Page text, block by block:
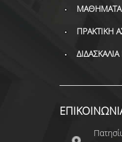
ΠΡΑΚΤΙΚΗ
ΔΙΔΑΣΚΑΛΙΑ